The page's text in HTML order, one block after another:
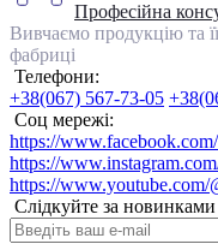
Професійна
Вивчаємо продукцію та
фабриці
Телефони:
+38(067) 567-73-05
Соц мережі:
https://
https://
https://www.youtube.com/
Слідкуйте за новинками